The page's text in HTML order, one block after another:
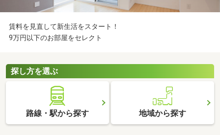
賃料を見直して新生活をスタート！
9万円以下のお部屋をセレクト
探し方を選ぶ
路線・駅から探す 地域から探す